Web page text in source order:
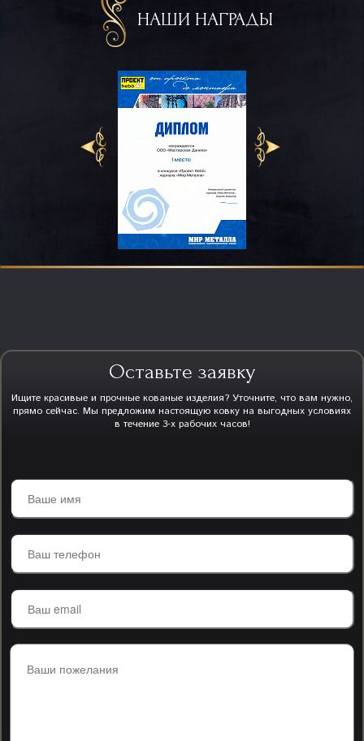
НАШИ НАГРАДЫ
Оставьте заявку
Ищите красивые и прочные кованые изделия? Уточните, что вам нужно,
прямо сейчас. Мы предложим настоящую ковку на выгодных условиях
в течение 3-х рабочих часов!